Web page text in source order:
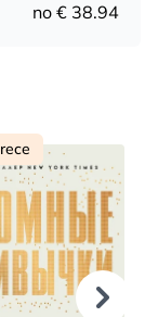
no € 38.94